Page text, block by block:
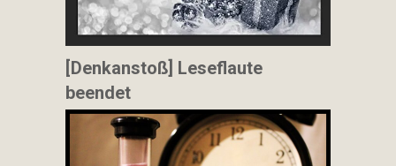
[Denkanstoß] Leseflaute
beendet